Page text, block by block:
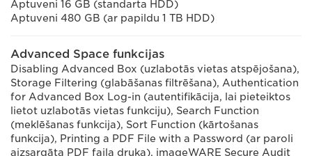
Aptuveni 16 GB (standarta HDD)
Aptuveni 480 GB (ar papildu 1 TB HDD)
Advanced Space funkcijas
Disabling Advanced Box (uzlabotās vietas atspējošana),
Storage Filtering (glabāšanas filtrēšana), Authentication
for Advanced Box Log-in (autentifikācija, lai pieteiktos
lietot uzlabotās vietas funkciju), Search Function
(meklēšanas funkcija), Sort Function (kārtošanas
funkcija), Printing a PDF File with a Password (ar paroli
aizsargāta PDF faila druka), imageWARE Secure Audit